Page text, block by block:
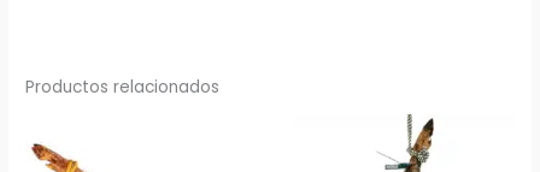
Productos relacionados
Rango
de